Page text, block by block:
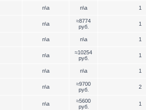
n\a n\a 1
n\a
≈8774
руб.
1
n\a n\a 1
n\a
≈10254
руб.
1
n\a n\a 1
n\a
≈9700
руб.
2
n\a
≈5600
руб.
1